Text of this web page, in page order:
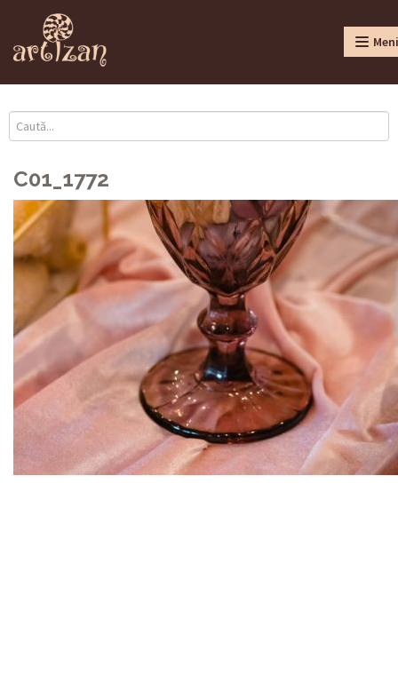
C01_1772